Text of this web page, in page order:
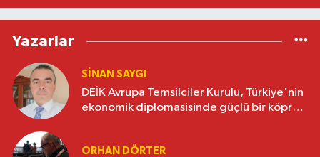
Yazarlar
SINAN SAYGI
DEİK Avrupa Temsilciler Kurulu, Türkiye'nin
ekonomik diplomasisinde güçlü bir köprü
ORHAN DÖRTER